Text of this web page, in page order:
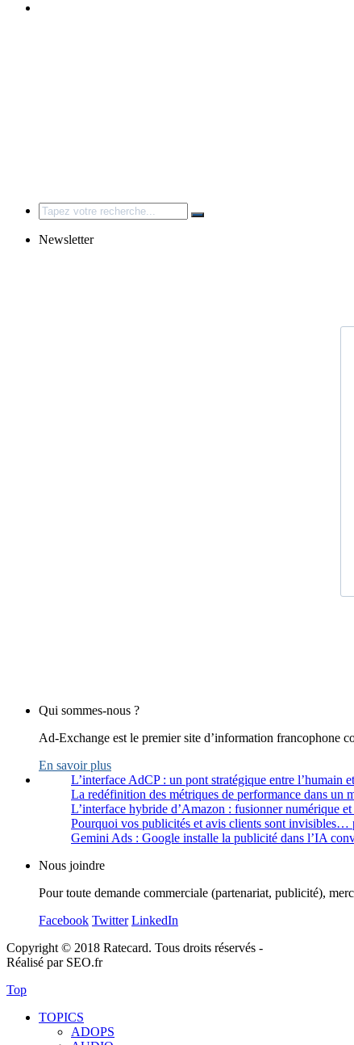
Search
for:
Newsletter
Qui sommes-nous ?
Ad-Exchange est le premier site d’information francophone
En savoir plus
L’interface AdCP : un pont stratégique entre l’humain
La redéfinition des métriques de performance dans un
L’interface hybride d’Amazon : fusionner numérique
Pourquoi vos publicités et avis clients sont invisibles…
Gemini Ads : Google installe la publicité dans l’IA
Nous joindre
Pour toute demande commerciale (partenariat, publicité),
Facebook Twitter LinkedIn
Copyright © 2018 Ratecard. Tous droits réservés -
Réalisé par SEO.fr
Top
TOPICS
ADOPS